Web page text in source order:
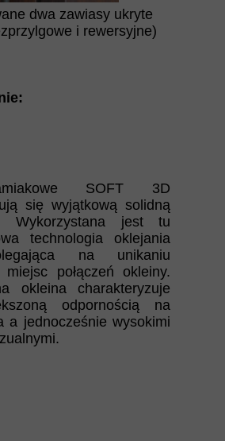
dwa zawiasy ukryte
i rewersyjne)
SOFT 3D
się wyjątkową solidną
Wykorzystana jest tu
technologia oklejania
na unikaniu
miejsc połączeń okleiny.
okleina charakteryzuje
odpornością na
a jednocześnie wysokimi